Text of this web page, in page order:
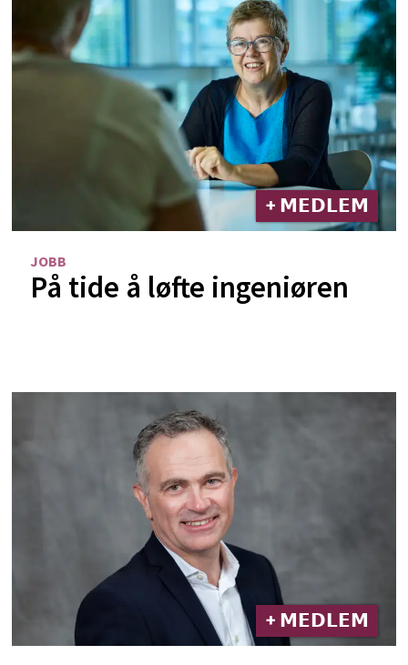
+ 𝗠𝗘𝗗𝗟𝗘𝗠
JOBB
På tide å løfte ingeniøren
+ 𝗠𝗘𝗗𝗟𝗘𝗠